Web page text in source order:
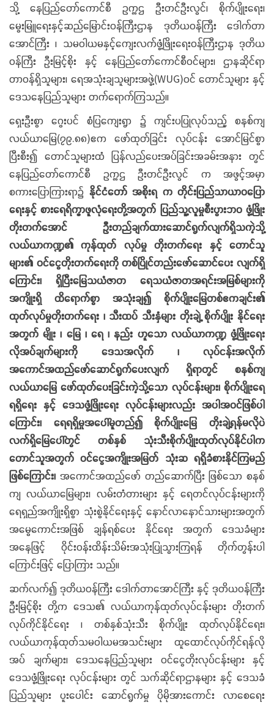
သို့ နေပြည်တော်ကောင်စီ ဥက္ကဌ ဦးတင်ဦးလွင်၊ စိုက်ပျိုးရေး၊
မွေးမြူရေးနှင့်ဆည်မြောင်းဝန်ကြီးဌာန ဒုတိယဝန်ကြီး ဒေါက်တာ
အောင်ကြီး ၊ သမဝါယမနှင့်ကျေးလက်ဖွံ့ဖြိုးရေးဝန်ကြီးဌာန ဒုတိယ
ဝန်ကြီး ဦးမြင့်စိုး နှင့် နေပြည်တော်ကောင်စီဝင်များ၊ ဌာနဆိုင်ရာ
တာဝန်ရှိသူများ၊ ရေအသုံးချသူများအဖွဲ့(WUG)ဝင် တောင်သူများ နှင့်
ဒေသနေပြည်သူများ တက်ရောက်ကြသည်။
ရှေးဦးစွာ ဂွေးပင် စံပြကျေးရွာ ၌ ကျင်းပပြုလုပ်သည့် စနစ်ကျ
လယ်ယာမြေ(၇၉.၈၈)ဧက ဖော်ထုတ်ခြင်း လုပ်ငန်း အောင်မြင်စွာ
ပြီးစီး၍ တောင်သူများထံ ပြန်လည်ပေးအပ်ခြင်းအခမ်းအနား တွင်
နေပြည်တော်ကောင်စီ ဥက္ကဌ ဦးတင်ဦးလွင် က အဖွင့်အမှာ
စကားပြောကြားရာ၌ နိုင်ငံတော် အစိုးရ က တိုင်းပြည်သာယာဝပြော
ရေးနှင့် စားရေရိက္ခာဖူလုံရေးတို့အတွက် ပြည်သူ့လူမှုစီးပွားဘဝ ဖွံ့ဖြိုး
တိုးတက်အောင် ဦးတည်ချက်ထားဆောင်ရွက်လျက်ရှိသကဲ့သို့
လယ်ယာကဏ္ဍ၏ ကုန်ထုတ် လုပ်မှု တိုးတက်ရေး နှင့် တောင်သူ
များ၏ ဝင်ငွေတိုးတက်ရေးကို တစ်ပြိုင်တည်းဖော်ဆောင်ပေး လျက်ရှိ
ကြောင်း၊
ရှိပြီးမြေသယံဇာတ ရေသယံဇာတအရင်းအမြစ်များကို
အကျိုးရှိ ထိရောက်စွာ အသုံးချ၍ စိုက်ပျိုးမြေတစ်ဧကချင်း၏
ထုတ်လုပ်မှုတိုးတက်ရေး ၊ သီးထပ် သီးနှံများ တိုးချဲ့ စိုက်ပျိုး နိုင်ရေး
အတွက် မျိုး ၊ မြေ ၊ ရေ ၊ နည်း ဟူသော လယ်ယာကဏ္ဍ ဖွံ့ဖြိုးရေး
လိုအပ်ချက်များကို ဒေသအလိုက် ၊ လုပ်ငန်းအလိုက်
အကောင်အထည်ဖော်ဆောင်ရွက်ပေးလျက် ရှိရာတွင် စနစ်ကျ
လယ်ယာမြေ ဖော်ထုတ်ပေးခြင်းကဲ့သို့သော လုပ်ငန်းများ၊ စိုက်ပျိုးရေ
ရရှိရေး နှင့် ဒေသဖွံ့ဖြိုးရေး လုပ်ငန်းများလည်း အပါအဝင်ဖြစ်ပါ
ကြောင်း၊
ရေရရှိမှုအပေါ်မူတည်၍ စိုက်ပျိုးမြေ တိုးချဲ့ရန်မလိုပဲ
လက်ရှိမြေပေါ်တွင် တစ်နှစ် သုံးသီးစိုက်ပျိုးထုတ်လုပ်နိုင်ပါက
တောင်သူအတွက် ဝင်ငွေအကျိုးအမြတ် သုံးဆ ရရှိခံစားနိုင်ကြမည်
ဖြစ်ကြောင်း၊ အကောင်အထည်ဖော် တည်ဆောက်ပြီး ဖြစ်သော စနစ်
ကျ လယ်ယာမြေများ၊ လမ်းတံတားများ နှင့် ရေတင်လုပ်ငန်းများကို
ရေရှည်အကျိုးရှိစွာ သုံးစွဲနိုင်ရေးနှင့် နောင်လာနောင်သားများအတွက်
အမွေကောင်းအဖြစ် ချန်ရစ်ပေး နိုင်ရေး အတွက် ဒေသခံများ
အနေဖြင့် ဝိုင်းဝန်းထိန်းသိမ်းအသုံးပြုသွားကြရန် တိုက်တွန်းပါ
ကြောင်းဖြင့် ပြောကြား သည်။
ဆက်လက်၍ ဒုတိယဝန်ကြီး ဒေါက်တာအောင်ကြီး နှင့် ဒုတိယဝန်ကြီး
ဦးမြင့်စိုး တို့က ဒေသ၏ လယ်ယာကုန်ထုတ်လုပ်ငန်းများ တိုးတက်
လုပ်ကိုင်နိုင်ရေး ၊ တစ်နှစ်သုံးသီး စိုက်ပျိုး ထုတ်လုပ်နိုင်ရေး၊
လယ်ယာကုန်ထုတ်သမဝါယမအသင်းများ ထူထောင်လုပ်ကိုင်ရန်လို
အပ် ချက်များ၊ ဒေသနေပြည်သူများ ဝင်ငွေတိုးလုပ်ငန်းများ နှင့်
ဒေသဖွံ့ဖြိုးရေး လုပ်ငန်းများ တွင် သက်ဆိုင်ရာဌာနများ နှင့် ဒေသခံ
ပြည်သူများ ပူးပေါင်း ဆောင်ရွက်မှု ပိုမိုအားကောင်း လာစေရေး